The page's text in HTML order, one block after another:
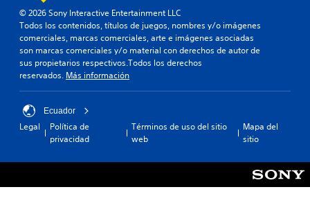
© 2026 Sony Interactive Entertainment LLC
Todos los contenidos, títulos de juegos, nombres y/o imágenes
comerciales, marcas comerciales, arte e imágenes asociadas
son marcas comerciales y/o material con derechos de autor de
sus propietarios respectivos.Todos los derechos
reservados. Más información
Ecuador
Legal
Política de
privacidad
Términos de uso del sitio
web
Mapa del
sitio